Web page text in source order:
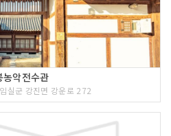
농악전수관
실군 강진면 강운로 272